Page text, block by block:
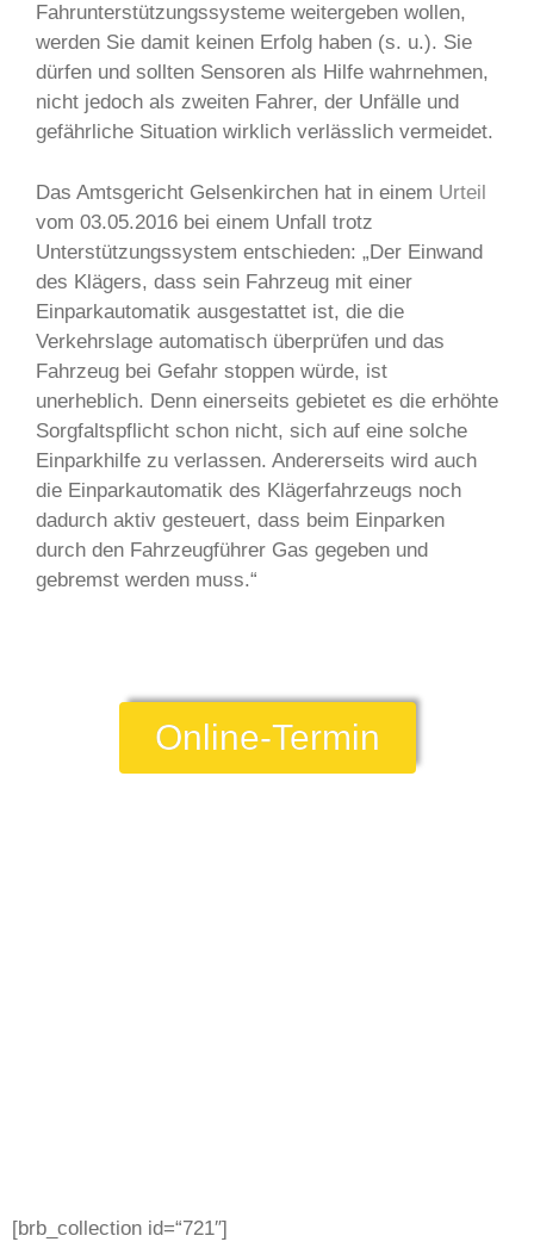
Fahrunterstützungssysteme weitergeben wollen,
werden Sie damit keinen Erfolg haben (s. u.). Sie
dürfen und sollten Sensoren als Hilfe wahrnehmen,
nicht jedoch als zweiten Fahrer, der Unfälle und
gefährliche Situation wirklich verlässlich vermeidet.
Das Amtsgericht Gelsenkirchen hat in einem Urteil
vom 03.05.2016 bei einem Unfall trotz
Unterstützungssystem entschieden: „Der Einwand
des Klägers, dass sein Fahrzeug mit einer
Einparkautomatik ausgestattet ist, die die
Verkehrslage automatisch überprüfen und das
Fahrzeug bei Gefahr stoppen würde, ist
unerheblich. Denn einerseits gebietet es die erhöhte
Sorgfaltspflicht schon nicht, sich auf eine solche
Einparkhilfe zu verlassen. Andererseits wird auch
die Einparkautomatik des Klägerfahrzeugs noch
dadurch aktiv gesteuert, dass beim Einparken
durch den Fahrzeugführer Gas gegeben und
gebremst werden muss.“
Online-Termin
[brb_collection id=“721″]